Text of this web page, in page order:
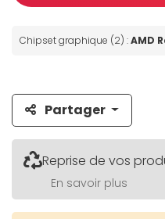
Chipset graphique (2) :AMD
Partager
Reprise de vos
En savoir plus